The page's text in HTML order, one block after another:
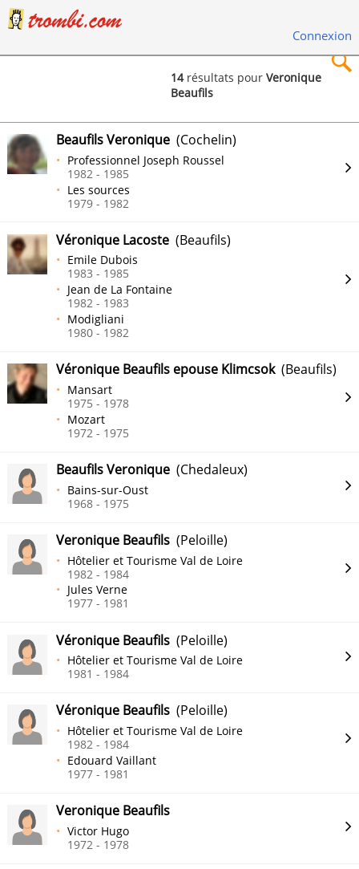
Connexion
Rechercher
14résultats pour Veronique
Beaufils
Beaufils Veronique (Cochelin)
Professionnel Joseph Roussel
1982 - 1985
Les sources
1979 - 1982
Véronique Lacoste (Beaufils)
Emile Dubois
1983 - 1985
Jean de La Fontaine
1982 - 1983
Modigliani
1980 - 1982
Véronique Beaufils epouse Klimcsok(Beaufils)
Mansart
1975 - 1978
Mozart
1972 - 1975
Beaufils Veronique (Chedaleux)
Bains-sur-Oust
1968 - 1975
Veronique Beaufils (Peloille)
Hôtelier et Tourisme Val de Loire
1982 - 1984
Jules Verne
1977 - 1981
Véronique Beaufils (Peloille)
Hôtelier et Tourisme Val de Loire
1981 - 1984
Véronique Beaufils (Peloille)
Hôtelier et Tourisme Val de Loire
1982 - 1984
Edouard Vaillant
1977 - 1981
Veronique Beaufils
Victor Hugo
1972 - 1978